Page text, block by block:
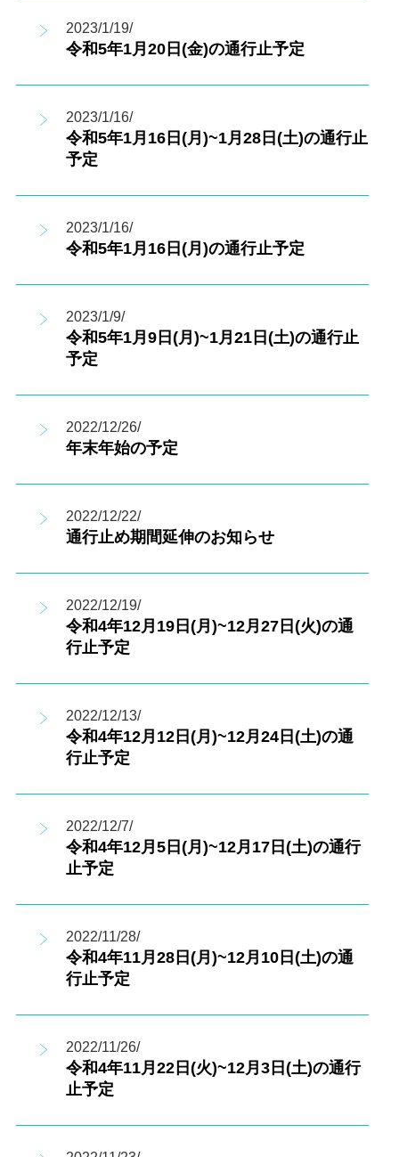
2023/1/19/
令和5年1月20日(金)の通行止予定
2023/1/16/
令和5年1月16日(月)~1月28日(土)の通行止
予定
2023/1/16/
令和5年1月16日(月)の通行止予定
2023/1/9/
令和5年1月9日(月)~1月21日(土)の通行止
予定
2022/12/26/
年末年始の予定
2022/12/22/
通行止め期間延伸のお知らせ
2022/12/19/
令和4年12月19日(月)~12月27日(火)の通
行止予定
2022/12/13/
令和4年12月12日(月)~12月24日(土)の通
行止予定
2022/12/7/
令和4年12月5日(月)~12月17日(土)の通行
止予定
2022/11/28/
令和4年11月28日(月)~12月10日(土)の通
行止予定
2022/11/26/
令和4年11月22日(火)~12月3日(土)の通行
止予定